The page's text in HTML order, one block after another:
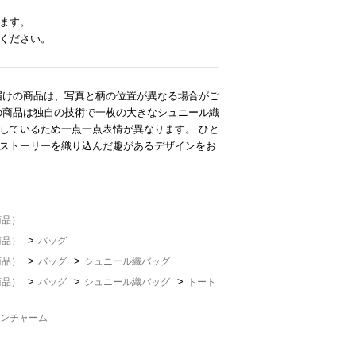
す。
ださい。
の商品は、写真と柄の位置が異なる場合がご
品は独自の技術で一枚の大きなシュニール織
ているため一点一点表情が異なります。 ひと
トーリーを織り込んだ趣があるデザインをお
）
）
> バッグ
）
> バッグ > シュニール織バッグ
）
> バッグ > シュニール織バッグ > トート
チャーム